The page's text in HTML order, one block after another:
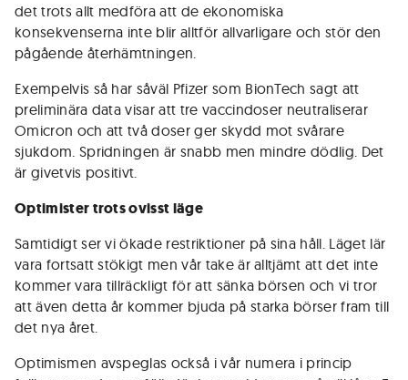
det trots allt medföra att de ekonomiska
konsekvenserna inte blir alltför allvarligare och stör den
pågående återhämtningen.
Exempelvis så har såväl Pfizer som BionTech sagt att
preliminära data visar att tre vaccindoser neutraliserar
Omicron och att två doser ger skydd mot svårare
sjukdom. Spridningen är snabb men mindre dödlig. Det
är givetvis positivt.
Optimister trots ovisst läge
Samtidigt ser vi ökade restriktioner på sina håll. Läget lär
vara fortsatt stökigt men vår take är alltjämt att det inte
kommer vara tillräckligt för att sänka börsen och vi tror
att även detta år kommer bjuda på starka börser fram till
det nya året.
Optimismen avspeglas också i vår numera i princip